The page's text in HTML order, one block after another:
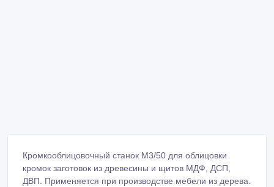
Кромкооблицовочный станок M3/50 для облицовки
кромок заготовок из древесины и щитов МДФ, ДСП,
ДВП. Применяется при производстве мебели из дерева.